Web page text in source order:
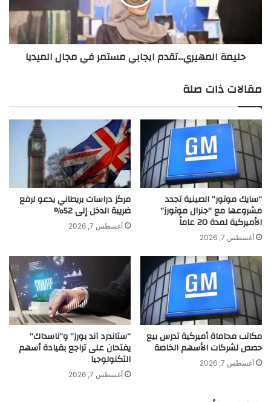
ل
"
س
ك
ر
ة
ل
ح
ب
"
ف
ر
م
ض
ا
ن
2
0
2
5
ه
.
.
.
ق
د
م
ا
ي
ج
ا
ب
م
س
ت
م
ر
ف
ي
م
ج
حليمة المهيري...تقدم ايجابي مستمر في مجال الميديا
مقالات ذات صلة
“سايك موتور” الصينية تجدد
مشروعها مع “جنرال موتورز”
الأميركية لمدة 20 عاماً
أغسطس 7, 2026
مركز دراسات بريطاني يدعو لرفع
ضريبة الدخل إلى 52%
أغسطس 7, 2026
مكاتب محاماة أميركية تدرس بيع
حصص لشركات الأسهم الخاصة
أغسطس 7, 2026
“ستاندرد آند بورز” و”ناسداك”
يفتحان على تراجع بقيادة أسهم
التكنولوجيا
أغسطس 7, 2026